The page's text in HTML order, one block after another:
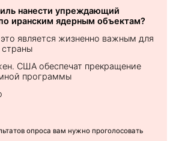
нанести упреждающий
иранским ядерным объектам?
является жизненно важным для
страны
США обеспечат прекращение
программы
опроса вам нужно проголосовать